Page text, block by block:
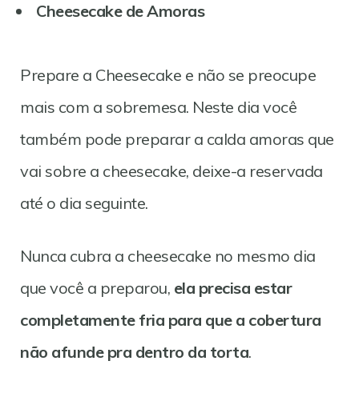
Cheesecake de Amoras
Prepare a Cheesecake e não se preocupe
mais com a sobremesa. Neste dia você
também pode preparar a calda amoras que
vai sobre a cheesecake, deixe-a reservada
até o dia seguinte.
Nunca cubra a cheesecake no mesmo dia
que você a preparou, ela precisa estar
completamente fria para que a cobertura
não afunde pra dentro da torta.